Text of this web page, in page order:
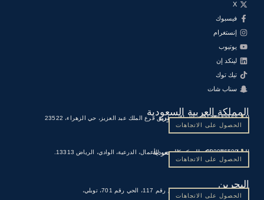
X
فيسبوك
إنستغرام
يوتيوب
لينكد إن
تيك توك
سناب شات
المملكة العربية السعودية
الخبر، المملكة العربية السعودية
مركز كوهيجي للأعمال، طريق فرع الملك عبد العزيز، حي الزهراء، 23522
0136611166
الحصول على الاتجاهات
الرياض، المملكة العربية السعوديةمركز كوهيجي للأعمال، الدرعية، الوادي، الرياض 13313.
920016590
الحصول على الاتجاهات
البحرين
المنامة، البحرين
المبنى رقم 459، الطريق رقم 117، الحي رقم 701، توبلي،973 1700 0661
الحصول على الاتجاهات